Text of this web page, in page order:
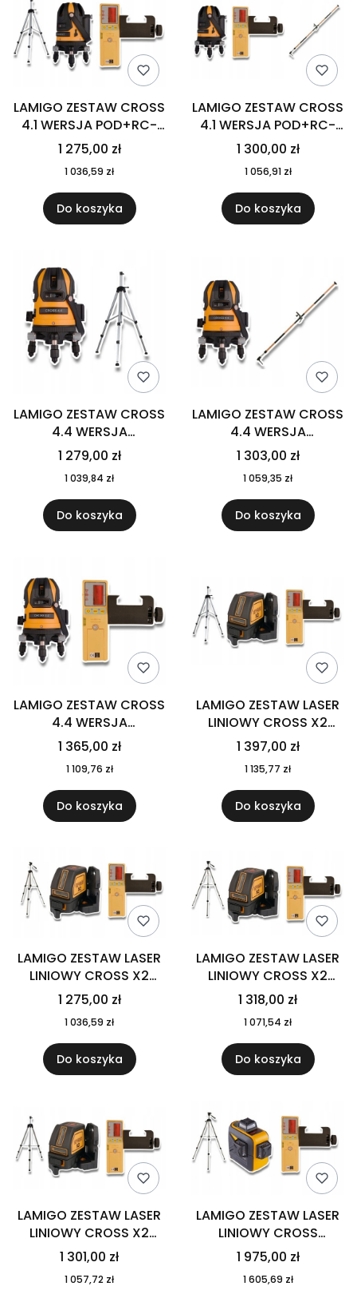
LAMIGO ZESTAW CROSS
4.1 WERSJA POD+RC-
9+STL180T
1 275,00 zł
1 036,59 zł
Do koszyka
LAMIGO ZESTAW CROSS
4.1 WERSJA POD+RC-
9+KR-34
1 300,00 zł
1 056,91 zł
Do koszyka
LAMIGO ZESTAW CROSS
4.4 WERSJA
PODSTAWOWA+STL180
T
1 279,00 zł
1 039,84 zł
Do koszyka
LAMIGO ZESTAW CROSS
4.4 WERSJA
PODSTAWOWA+KR-34
1 303,00 zł
1 059,35 zł
Do koszyka
LAMIGO ZESTAW CROSS
4.4 WERSJA
PODSTAWOWA+RC-9
1 365,00 zł
1 109,76 zł
Do koszyka
LAMIGO ZESTAW LASER
LINIOWY CROSS X2
ODBIORNIK RC-9
STATYW STL180T
1 397,00 zł
1 135,77 zł
Do koszyka
LAMIGO ZESTAW LASER
LINIOWY CROSS X2
ODBIORNIK RC-9
STATYW STL154M
1 275,00 zł
1 036,59 zł
Do koszyka
LAMIGO ZESTAW LASER
LINIOWY CROSS X2
ODBIORNIK RC-9
STATYW STL170M
1 318,00 zł
1 071,54 zł
Do koszyka
LAMIGO ZESTAW LASER
LINIOWY CROSS X2
ODBIORNIK RC-9
STATYW STL180
1 301,00 zł
1 057,72 zł
LAMIGO ZESTAW LASER
LINIOWY CROSS
3D+RC-9+STL170M
1 975,00 zł
1 605,69 zł